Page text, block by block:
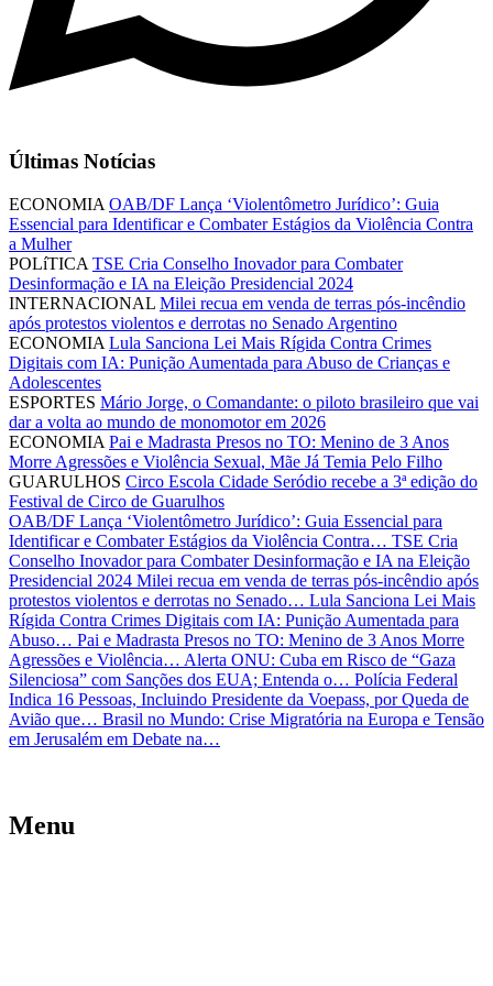
Últimas Notícias
ECONOMIA OAB/DF Lança ‘Violentômetro Jurídico’: Guia
Essencial para Identificar e Combater Estágios da Violência Contra
a Mulher
POLíTICA TSE Cria Conselho Inovador para Combater
Desinformação e IA na Eleição Presidencial 2024
INTERNACIONAL Milei recua em venda de terras pós-incêndio
após protestos violentos e derrotas no Senado Argentino
ECONOMIA Lula Sanciona Lei Mais Rígida Contra Crimes
Digitais com IA: Punição Aumentada para Abuso de Crianças e
Adolescentes
ESPORTES Mário Jorge, o Comandante: o piloto brasileiro que vai
dar a volta ao mundo de monomotor em 2026
ECONOMIA Pai e Madrasta Presos no TO: Menino de 3 Anos
Morre Agressões e Violência Sexual, Mãe Já Temia Pelo Filho
GUARULHOS Circo Escola Cidade Seródio recebe a 3ª edição do
Festival de Circo de Guarulhos
OAB/DF Lança ‘Violentômetro Jurídico’: Guia Essencial para
Identificar e Combater Estágios da Violência Contra… TSE Cria
Conselho Inovador para Combater Desinformação e IA na Eleição
Presidencial 2024 Milei recua em venda de terras pós-incêndio após
protestos violentos e derrotas no Senado… Lula Sanciona Lei Mais
Rígida Contra Crimes Digitais com IA: Punição Aumentada para
Abuso… Pai e Madrasta Presos no TO: Menino de 3 Anos Morre
Agressões e Violência… Alerta ONU: Cuba em Risco de “Gaza
Silenciosa” com Sanções dos EUA; Entenda o… Polícia Federal
Indica 16 Pessoas, Incluindo Presidente da Voepass, por Queda de
Avião que… Brasil no Mundo: Crise Migratória na Europa e Tensão
em Jerusalém em Debate na…
Menu